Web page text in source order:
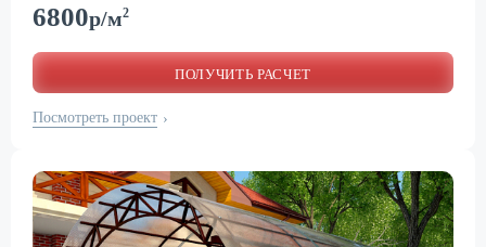
6800р/м2
ПОЛУЧИТЬ РАСЧЕТ
Посмотреть проект ›